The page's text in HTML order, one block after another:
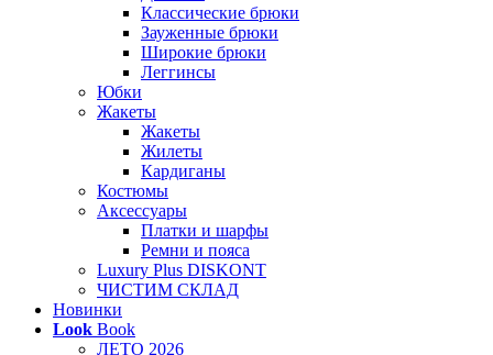
Классические брюки
Зауженные брюки
Широкие брюки
Леггинсы
Юбки
Жакеты
Жакеты
Жилеты
Кардиганы
Костюмы
Аксессуары
Платки и шарфы
Ремни и пояса
Luxury Plus DISKONT
ЧИСТИМ СКЛАД
Новинки
Look Book
ЛЕТО 2026